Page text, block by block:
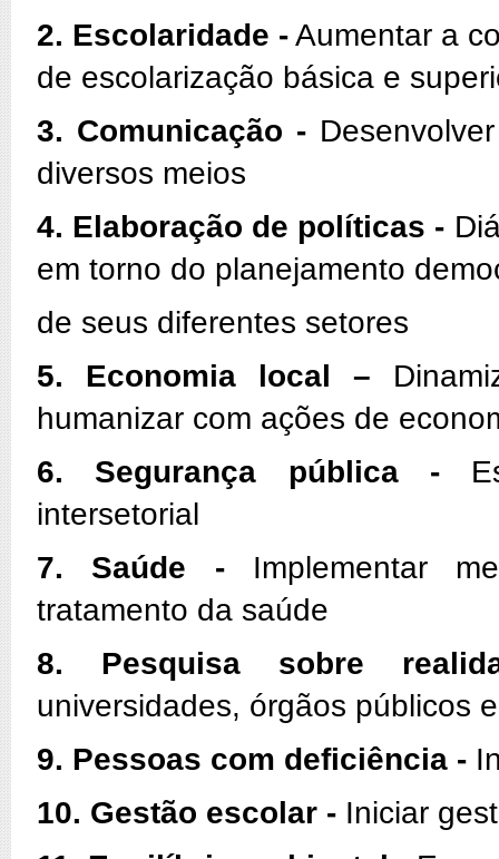
2. Escolaridade -Aumentar a
de escolarização básica e
3. Comunicação -
diversos meios
4. Elaboração de políticas -
em torno do planejamento
de seus diferentes setores
5. Economia local –
humanizar com ações de
6. Segurança pública -
intersetorial
7. Saúde -Implementar
tratamento da saúde
8. Pesquisa sobre
universidades, órgãos públicos
9. Pessoas com deficiência -
10. Gestão escolar - Iniciar